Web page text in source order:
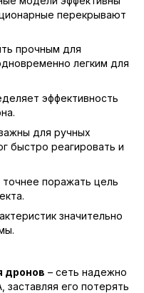
перекрывают
прочным для
легким для
эффективность
для ручных
быстро реагировать и
поражать цель
значительно
дронов – сеть надежно
его потерять